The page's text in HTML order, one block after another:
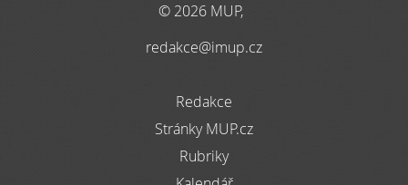
© 2026 MUP,
redakce@imup.cz
Redakce
Stránky MUP.cz
Rubriky